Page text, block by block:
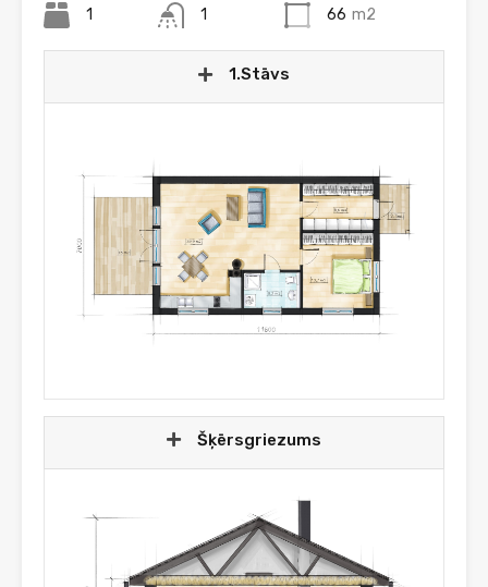
1 1 66 m2
1.Stāvs
Šķērsgriezums